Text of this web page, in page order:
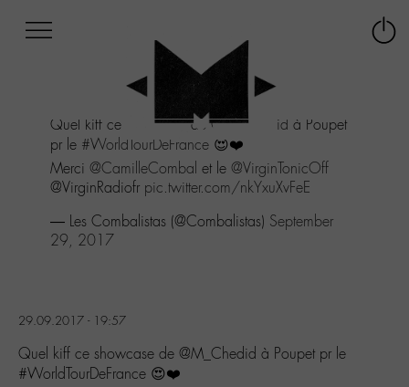
au
menu
Aller
au
Aller
Quel kiff ce showcase de@M_Chedid à Poupet
pr le #WorldTourDeFrance 😍❤️
Merci @CamilleCombal et le @VirginTonicOff
@VirginRadiofr pic.twitter.com/nkYxuXvFeE
— Les Combalistas (@Combalistas) September
29, 2017
29.09.2017 - 19:57
Quel kiff ce showcase de @M_Chedid à Poupet pr le
#WorldTourDeFrance 😍❤️